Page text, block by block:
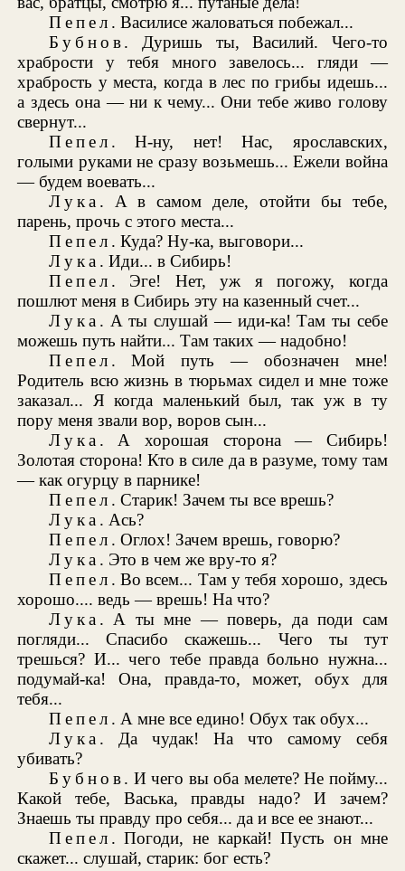
Пепел . Василисе жаловаться побежал...
Бубнов. Дуришь ты, Василий. Чего-то
храбрости у тебя много завелось... гляди —
храбрость у места, когда в лес по грибы идешь...
а здесь она — ни к чему... Они тебе живо голову
свернут...
Пепел . Н-ну, нет! Нас, ярославских,
голыми руками не сразу возьмешь... Ежели война
— будем воевать...
Лука . А в самом деле, отойти бы тебе,
парень, прочь с этого места...
Пепел . Куда? Ну-ка, выговори...
Лука . Иди... в Сибирь!
Пепел . Эге! Нет, уж я погожу, когда
пошлют меня в Сибирь эту на казенный счет...
Лука . А ты слушай — иди-ка! Там ты себе
можешь путь найти... Там таких — надобно!
Пепел . Мой путь — обозначен мне!
Родитель всю жизнь в тюрьмах сидел и мне тоже
заказал... Я когда маленький был, так уж в ту
пору меня звали вор, воров сын...
Лука . А хорошая сторона — Сибирь!
Золотая сторона! Кто в силе да в разуме, тому там
— как огурцу в парнике!
Пепел . Старик! Зачем ты все врешь?
Лука . Ась?
Пепел . Оглох! Зачем врешь, говорю?
Лука . Это в чем же вру-то я?
Пепел . Во всем... Там у тебя хорошо, здесь
хорошо.... ведь — врешь! На что?
Лука . А ты мне — поверь, да поди сам
погляди... Спасибо скажешь... Чего ты тут
трешься? И... чего тебе правда больно нужна...
подумай-ка! Она, правда-то, может, обух для
тебя...
Пепел . А мне все едино! Обух так обух...
Лука . Да чудак! На что самому себя
убивать?
Бубнов. И чего вы оба мелете? Не пойму...
Какой тебе, Васька, правды надо? И зачем?
Знаешь ты правду про себя... да и все ее знают...
Пепел . Погоди, не каркай! Пусть он мне
скажет... слушай, старик: бог есть?